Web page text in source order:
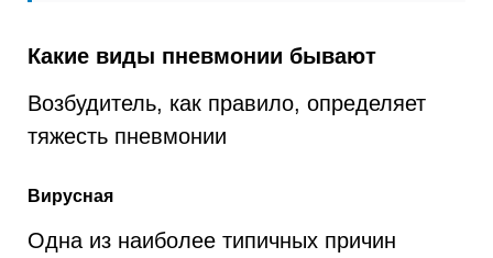
Какие виды пневмонии бывают
Возбудитель, как правило, определяет
тяжесть пневмонии
Вирусная
Одна из наиболее типичных причин